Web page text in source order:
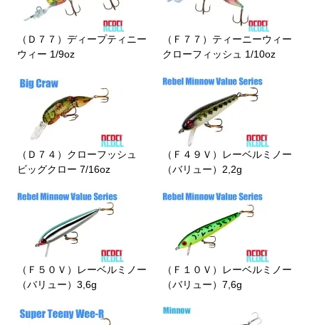
（Ｄ７７）ディープティニー
ウィー 1/9oz
（Ｆ７７）ティーニーウィー
クローフィッシュ 1/10oz
（Ｄ７４）クローフッシュ
ビッグクロー 7/16oz
（Ｆ４９Ｖ）レーベルミノー
（バリュー）2,2g
（Ｆ５０Ｖ）レーベルミノー
（バリュー）3,6g
（Ｆ１０Ｖ）レーベルミノー
（バリュー）7,6g